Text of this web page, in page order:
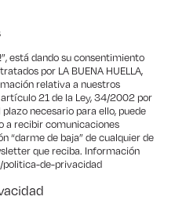
está dando su consentimiento
por LA BUENA HUELLA,
relativa a nuestros
21 de la Ley, 34/2002 por
necesario para ello, puede
a recibir comunicaciones
“darme de baja” de cualquier de
que reciba. Información
politica-de-privacidad